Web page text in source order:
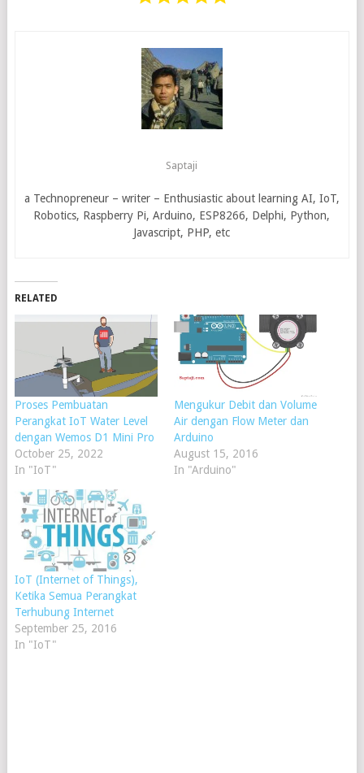
Saptaji
a Technopreneur – writer – Enthusiastic about learning AI, IoT,
Robotics, Raspberry Pi, Arduino, ESP8266, Delphi, Python,
Javascript, PHP, etc
RELATED
Proses Pembuatan
Perangkat IoT Water Level
dengan Wemos D1 Mini Pro
October 25, 2022
In "IoT"
Mengukur Debit dan Volume
Air dengan Flow Meter dan
Arduino
August 15, 2016
In "Arduino"
IoT (Internet of Things),
Ketika Semua Perangkat
Terhubung Internet
September 25, 2016
In "IoT"